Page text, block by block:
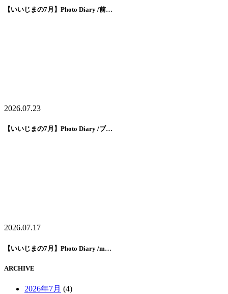
【いいじまの7月】Photo Diary /前…
2026.07.23
【いいじまの7月】Photo Diary /ブ…
2026.07.17
【いいじまの7月】Photo Diary /m…
ARCHIVE
2026年7月 (4)